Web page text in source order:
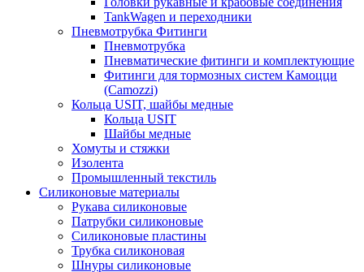
TankWagen и переходники
Пневмотрубка Фитинги
Пневмотрубка
Пневматические фитинги и комплектующие
Фитинги для тормозных систем Камоцци
(Camozzi)
Кольца USIT, шайбы медные
Кольца USIT
Шайбы медные
Хомуты и стяжки
Изолента
Промышленный текстиль
Силиконовые материалы
Рукава силиконовые
Патрубки силиконовые
Силиконовые пластины
Трубка силиконовая
Шнуры силиконовые